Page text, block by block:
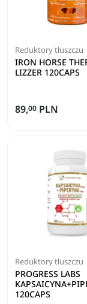
Reduktory tłuszczu
IRON HORSE
LIZZER 120CAPS
89,00 PLN
Reduktory tłuszczu
PROGRESS LABS
120CAPS